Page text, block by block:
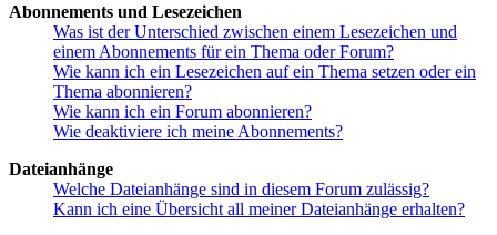
Abonnements und Lesezeichen
Was ist der Unterschied zwischen einem Lesezeichen und
einem Abonnements für ein Thema oder Forum?
Wie kann ich ein Lesezeichen auf ein Thema setzen oder ein
Thema abonnieren?
Wie kann ich ein Forum abonnieren?
Wie deaktiviere ich meine Abonnements?
Dateianhänge
Welche Dateianhänge sind in diesem Forum zulässig?
Kann ich eine Übersicht all meiner Dateianhänge erhalten?